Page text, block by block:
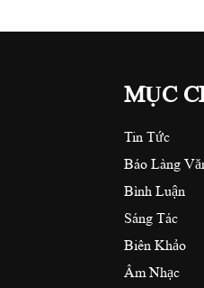
MỤC
Tin Tức
Báo Làng
Bình Luận
Sáng Tác
Biên Khảo
Âm Nhạc